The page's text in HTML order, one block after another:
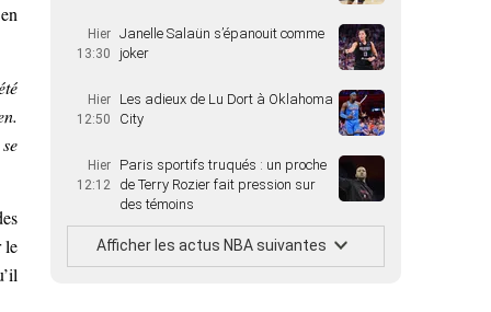
le
Hier
13:30
Janelle Salaün s’épanouit comme
joker
Hier
12:50
Les adieux de Lu Dort à Oklahoma
City
Hier
12:12
Paris sportifs truqués : un proche
de Terry Rozier fait pression sur
des témoins
Afficher les actus NBA suivantes